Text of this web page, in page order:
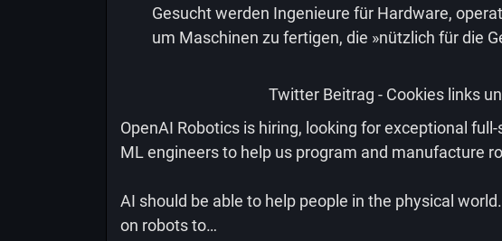
Gesucht werden Ingenieure für Hardware,
um Maschinen zu fertigen, die »nützlich für die
Twitter Beitrag - Cookies links
OpenAI Robotics is hiring, looking for exceptional
ML engineers to help us program and manufacture
AI should be able to help people in the physical
on robots to…